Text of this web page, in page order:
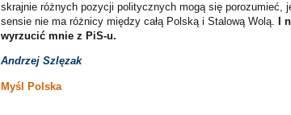
skrajnie różnych pozycji politycznych mogą się
sensie nie ma różnicy między całą Polską i Stalową Wolą.
I
wyrzucić mnie z PiS-u.
Andrzej Szlęzak
Myśl Polska